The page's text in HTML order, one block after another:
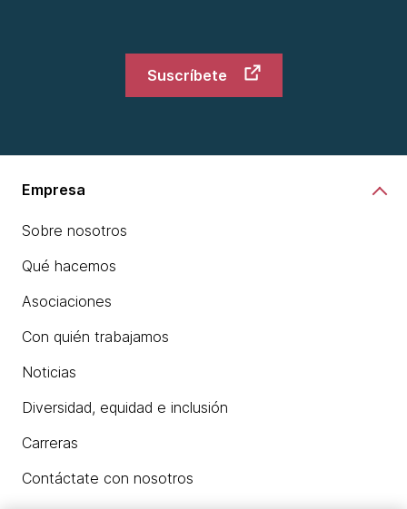
Suscríbete
Empresa
Sobre nosotros
Qué hacemos
Asociaciones
Con quién trabajamos
Noticias
Diversidad, equidad e inclusión
Carreras
Contáctate con nosotros